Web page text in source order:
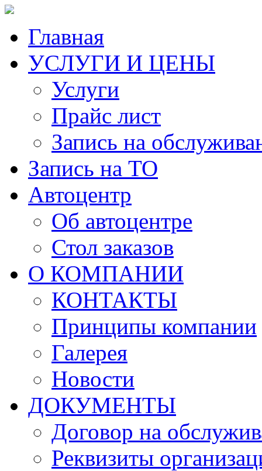
Главная
УСЛУГИ И ЦЕНЫ
Услуги
Прайс лист
Запись на
Запись на ТО
Автоцентр
Об автоцентре
Стол заказов
О КОМПАНИИ
КОНТАКТЫ
Принципы компании
Галерея
Новости
ДОКУМЕНТЫ
Договор на
Реквизиты